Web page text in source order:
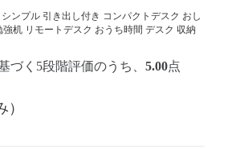
ンプル 引き出し付き コンパクトデスク おし
強机 リモートデスク おうち時間 デスク 収納
づく5段階評価のうち、 5.00点
）